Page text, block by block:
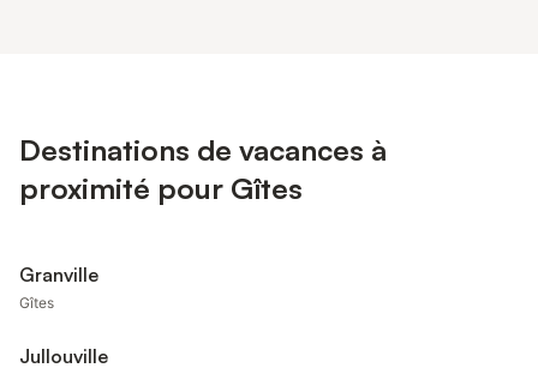
Destinations de vacances à
proximité pour Gîtes
Granville
Gîtes
Jullouville